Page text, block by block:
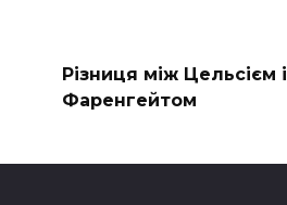
Різниця між Цельсієм і
Фаренгейтом